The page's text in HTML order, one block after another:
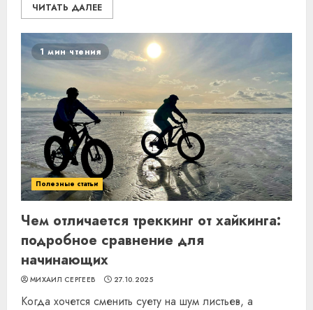
ЧИТАТЬ ДАЛЕЕ
1 мин чтения
Полезные статьи
Чем отличается треккинг от хайкинга:
подробное сравнение для
начинающих
МИХАИЛ СЕРГЕЕВ 27.10.2025
Когда хочется сменить суету на шум листьев, а